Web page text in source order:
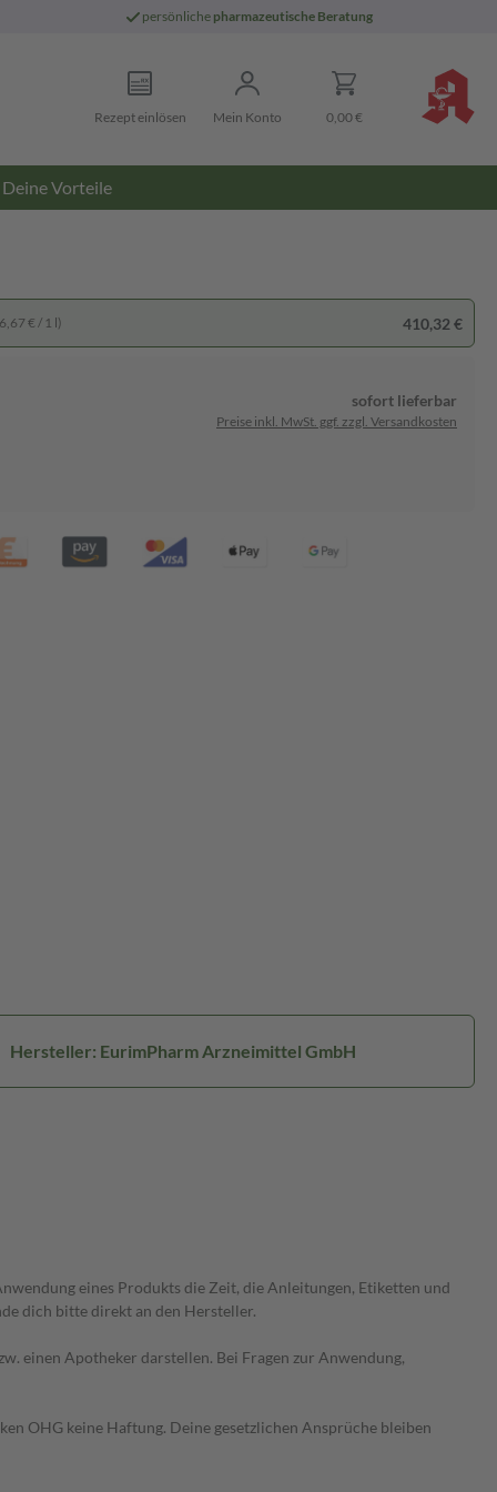
persönliche pharmazeutische Beratung
Rezept einlösen Mein Konto 0,00 €
Deine Vorteile
€ / 1 l) 410,32 €
sofort lieferbar
Preise inkl. MwSt. ggf. zzgl. Versandkosten
Hersteller: EurimPharm Arzneimittel GmbH
eines Produkts die Zeit, die Anleitungen, Etiketten und
dich bitte direkt an den Hersteller.
einen Apotheker darstellen. Bei Fragen zur Anwendung,
OHG keine Haftung. Deine gesetzlichen Ansprüche bleiben